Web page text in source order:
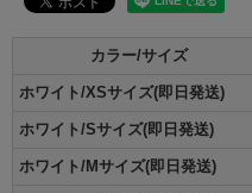
カラー/サイズ
ホワイト/XSサイズ(即日発送)
ホワイト/Sサイズ(即日発送)
ホワイト/Mサイズ(即日発送)